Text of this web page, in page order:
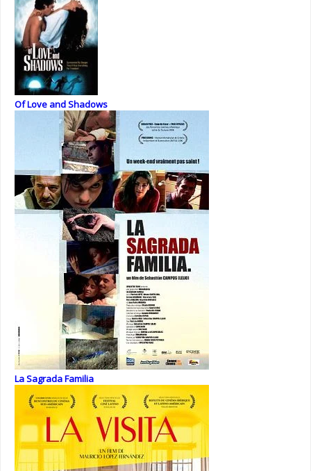
Of Love and Shadows
La Sagrada Familia